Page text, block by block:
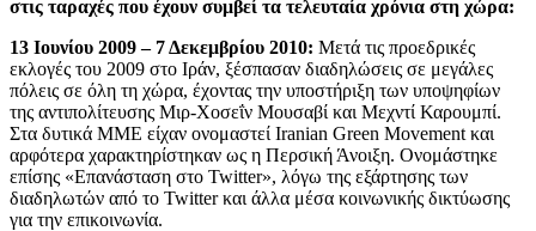
στις ταραχές που έχουν συμβεί τα τελευταία χρόνια στη χώρα:
13 Ιουνίου 2009 – 7 Δεκεμβρίου 2010: Μετά τις προεδρικές
εκλογές του 2009 στο Ιράν, ξέσπασαν διαδηλώσεις σε μεγάλες
πόλεις σε όλη τη χώρα, έχοντας την υποστήριξη των υποψηφίων
της αντιπολίτευσης Μιρ-Χοσεΐν Μουσαβί και Μεχντί Καρουμπί.
Στα δυτικά ΜΜΕ είχαν ονομαστεί Iranian Green Movement και
αρφότερα χαρακτηρίστηκαν ως η Περσική Άνοιξη. Ονομάστηκε
επίσης «Επανάσταση στο Twitter», λόγω της εξάρτησης των
διαδηλωτών από το Twitter και άλλα μέσα κοινωνικής δικτύωσης
για την επικοινωνία.